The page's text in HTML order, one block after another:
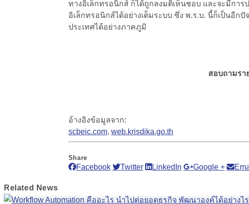
ทางอิเล็กทรอนิกส์ ก็ได้ถูกลงมติเห็นชอบ และจะมีกา
อิเล็กทรอนิกส์ได้อย่างเต็มระบบ ซึ่ง พ.ร.บ. นี้ก็เป็นอีกปั
ประเทศได้อย่างภาคภูมิ
สอบถามรา
อ้างอิงข้อมูลจาก:
scbeic.com, web.krisdika.go.th
Share
Facebook Twitter LinkedIn Google +
Related
News